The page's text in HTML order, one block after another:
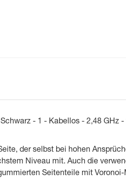
- 1 - Kabellos - 2,48 GHz
der selbst bei hohen
Niveau mit. Auch die
Seitenteile mit